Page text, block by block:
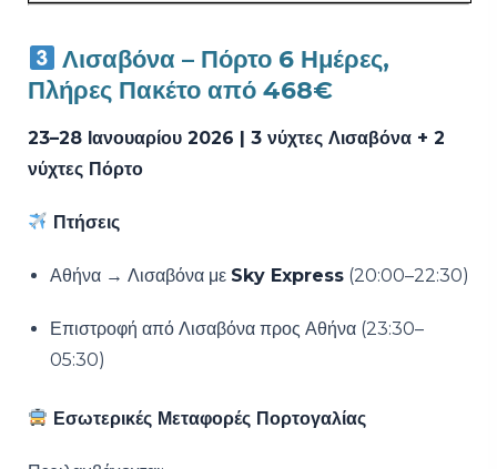
Λισαβόνα – Πόρτο 6 Ημέρες,
Πλήρες Πακέτο από 468€
23–28 Ιανουαρίου 2026 | 3 νύχτες Λισαβόνα + 2
νύχτες Πόρτο
Πτήσεις
Αθήνα → Λισαβόνα με Sky Express (20:00–22:30)
Επιστροφή από Λισαβόνα προς Αθήνα (23:30–
05:30)
Εσωτερικές Μεταφορές Πορτογαλίας